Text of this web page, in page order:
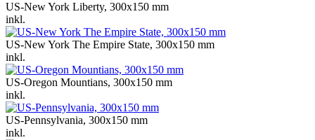
US-New York Liberty, 300x150 mm
inkl.
US-New York The Empire State, 300x150 mm
inkl.
US-Oregon Mountians, 300x150 mm
inkl.
US-Pennsylvania, 300x150 mm
inkl.